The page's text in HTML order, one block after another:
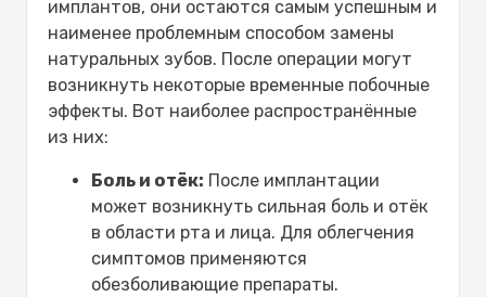
имплантов, они остаются самым успешным и
наименее проблемным способом замены
натуральных зубов. После операции могут
возникнуть некоторые временные побочные
эффекты. Вот наиболее распространённые
из них:
Боль и отёк: После имплантации
может возникнуть сильная боль и отёк
в области рта и лица. Для облегчения
симптомов применяются
обезболивающие препараты.